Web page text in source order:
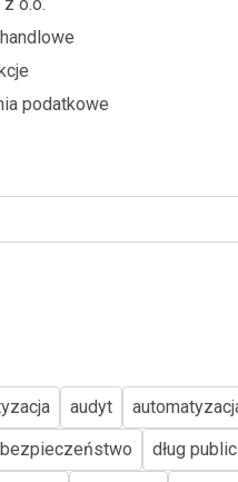
podatkowe
audyt
dług